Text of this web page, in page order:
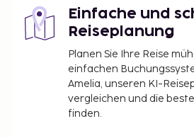
Concierge-Service und
Lass den Tag bei einem Drink
oder Poolbar ausklingen.
von 06:30 Uhr bis 10:30 Uhr ein
angeboten.
Du wirst gebeten, die folgenden
der Unterkunft zu zahlen.
Einfache und
Reiseplanung
Planen Sie Ihre Reise
einfachen
Amelia, unseren KI-
vergleichen und die
finden.